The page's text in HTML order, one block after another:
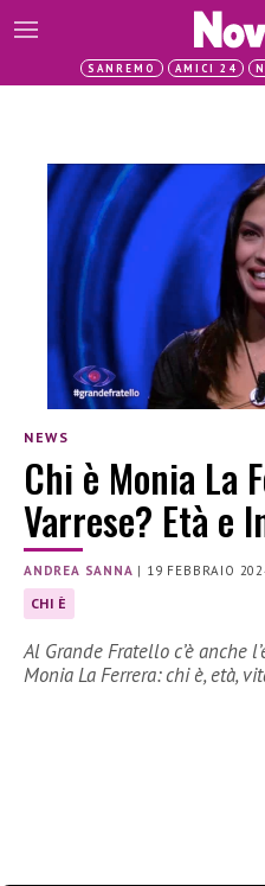
SANREMO AMICI 24
NEWS
Chi è Monia La
Varrese? Età e
ANDREA SANNA | 19 FEBBRAIO
CHI È
Al Grande Fratello c’è anche
Monia La Ferrera: chi è, età,